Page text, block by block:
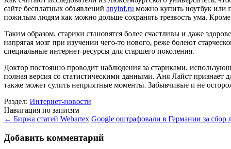
сайте бесплатных объявлений anyinf.ru можно купить ноутбук или
пожилым людям как можно дольше сохранять трезвость ума.
Таким образом, старики становятся более счастливы и даже
напрягая мозг при изучении чего-то нового, реже болеют
специальные интернет-ресурсы для старшего поколения.
Доктор постоянно проводит наблюдения за стариками,
полная версия со статистическими данными. Аня Лайст признает
также может сулить неприятные моменты. Забывчивые и не
Раздел: Интернет-новости
Навигация по записям
← Биржа статей Webartex Google оштрафовали в Германии за
Добавить комментарий